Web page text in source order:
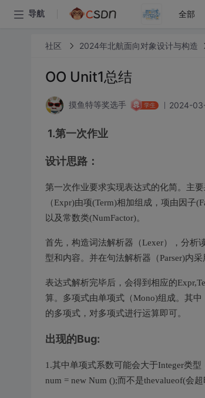
导航 全部
社区 2024年北航面向对象设计与构造
OO Unit1总结
摸鱼特等奖选手 学生 2024-
1.第一次作业
设计思路：
第一次作业要求实现表达式的化简。主
（Expr)由项(Term)相加组成，项由因子
以及常数类(NumFactor)。
首先，构造词法解析器（Lexer），分析
型和内容。并在句法解析器（Parser)内
表达式解析完毕后，会得到相应的
算。多项式由单项式（Mono)组成。其
的多项式，对多项式进行运算即可。
出现的Bug:
1.其中单项式系数可能会大于Integer类
num = new Num ();而不是thevalueof(会超